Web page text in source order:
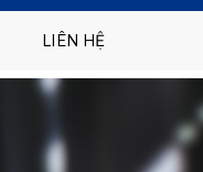
LIÊN HỆ